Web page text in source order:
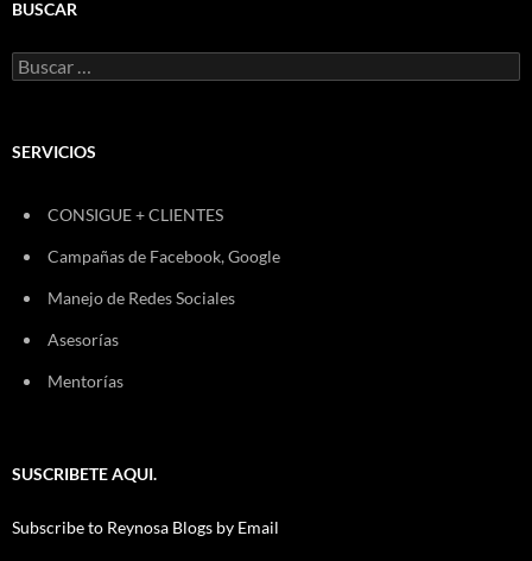
BUSCAR
Buscar:
SERVICIOS
CONSIGUE + CLIENTES
Campañas de Facebook, Google
Manejo de Redes Sociales
Asesorías
Mentorías
SUSCRIBETE AQUI.
Subscribe to Reynosa Blogs by Email